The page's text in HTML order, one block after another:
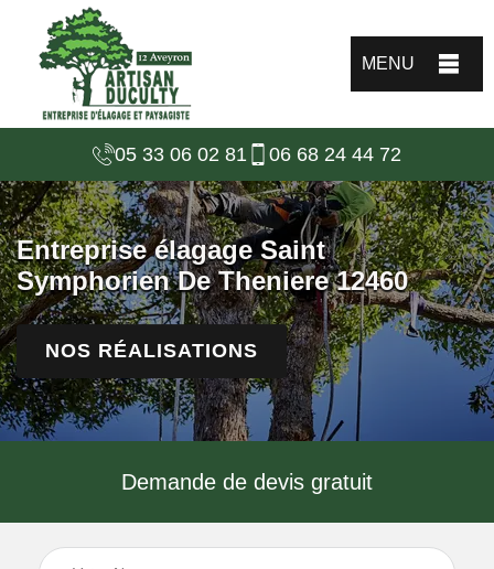
MENU
05 33 06 02 81 06 68 24 44 72
Entreprise élagage Saint
Symphorien De Theniere 12460
NOS RÉALISATIONS
Demande de devis gratuit